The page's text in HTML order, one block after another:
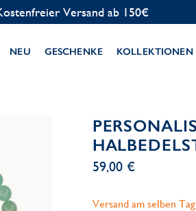
Kostenlose Personalisierung
NEU GESCHENKE KOLLEKTIONEN
59,00 €
Versand am selben